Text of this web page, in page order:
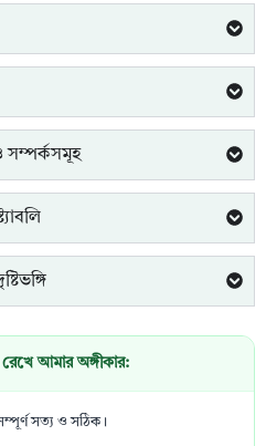
সম্পর্কসমূহ
রেখে আমার অঙ্গীকার:
সত্য ও সঠিক।